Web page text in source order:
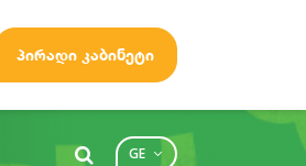
პირადი კაბინეტი
GE